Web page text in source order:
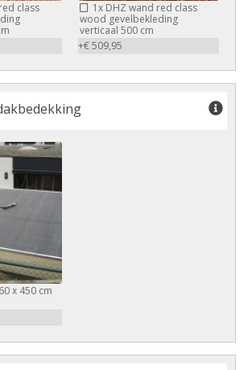
class
1xDHZ wand red class
wood gevelbekleding
verticaal 500 cm
+€ 509,95
x 450 cm